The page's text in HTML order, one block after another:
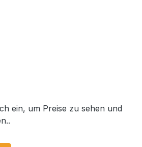
ein, um Preise zu sehen und